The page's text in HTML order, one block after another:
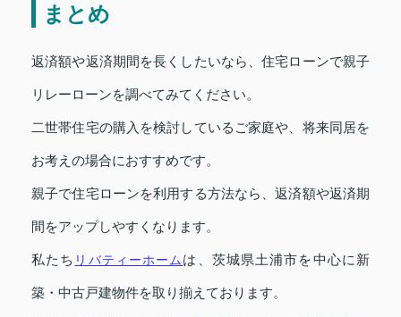
まとめ
返済額や返済期間を長くしたいなら、住宅ローンで親子
リレーローンを調べてみてください。
二世帯住宅の購入を検討しているご家庭や、将来同居を
お考えの場合におすすめです。
親子で住宅ローンを利用する方法なら、返済額や返済期
間をアップしやすくなります。
私たち リバティーホーム は、茨城県土浦市を中心に新
築・中古戸建物件を取り揃えております。